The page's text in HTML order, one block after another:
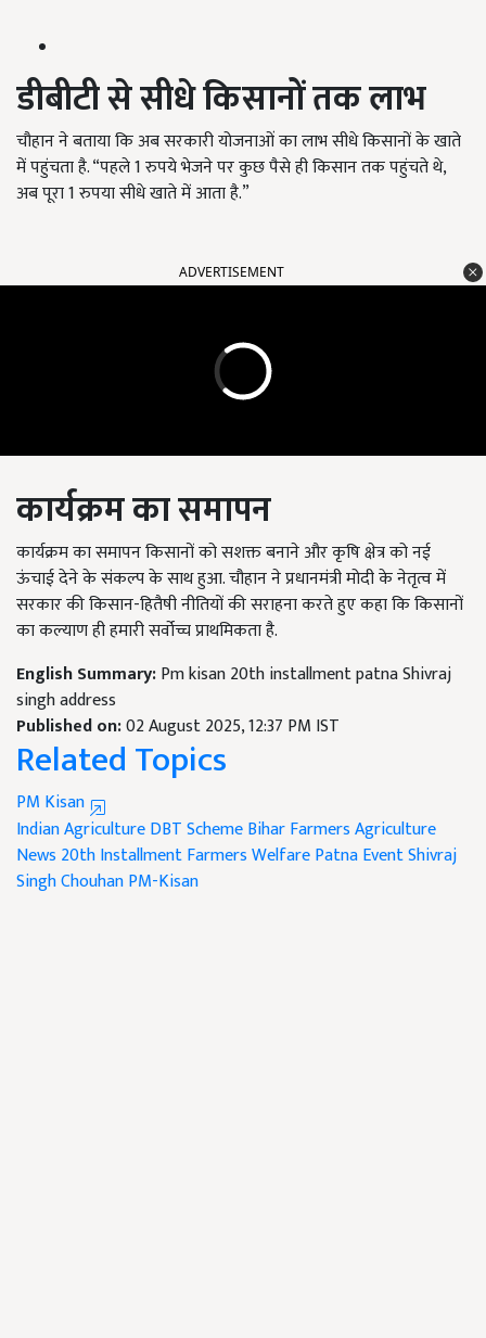
डीबीटी से सीधे किसानों तक लाभ
चौहान ने बताया कि अब सरकारी योजनाओं का लाभ सीधे किसानों के खाते
में पहुंचता है. “पहले 1 रुपये भेजने पर कुछ पैसे ही किसान तक पहुंचते थे,
अब पूरा 1 रुपया सीधे खाते में आता है.”
ADVERTISEMENT
कार्यक्रम का समापन
कार्यक्रम का समापन किसानों को सशक्त बनाने और कृषि क्षेत्र को नई
ऊंचाई देने के संकल्प के साथ हुआ. चौहान ने प्रधानमंत्री मोदी के नेतृत्व में
सरकार की किसान-हितैषी नीतियों की सराहना करते हुए कहा कि किसानों
का कल्याण ही हमारी सर्वोच्च प्राथमिकता है.
English Summary:Pm kisan 20th installment patna Shivraj
singh address
Published on:02 August 2025, 12:37 PM IST
Related Topics
PM Kisan
Indian AgricultureDBT SchemeBihar FarmersAgriculture
News 20th InstallmentFarmers WelfarePatna EventShivraj
Singh ChouhanPM-Kisan